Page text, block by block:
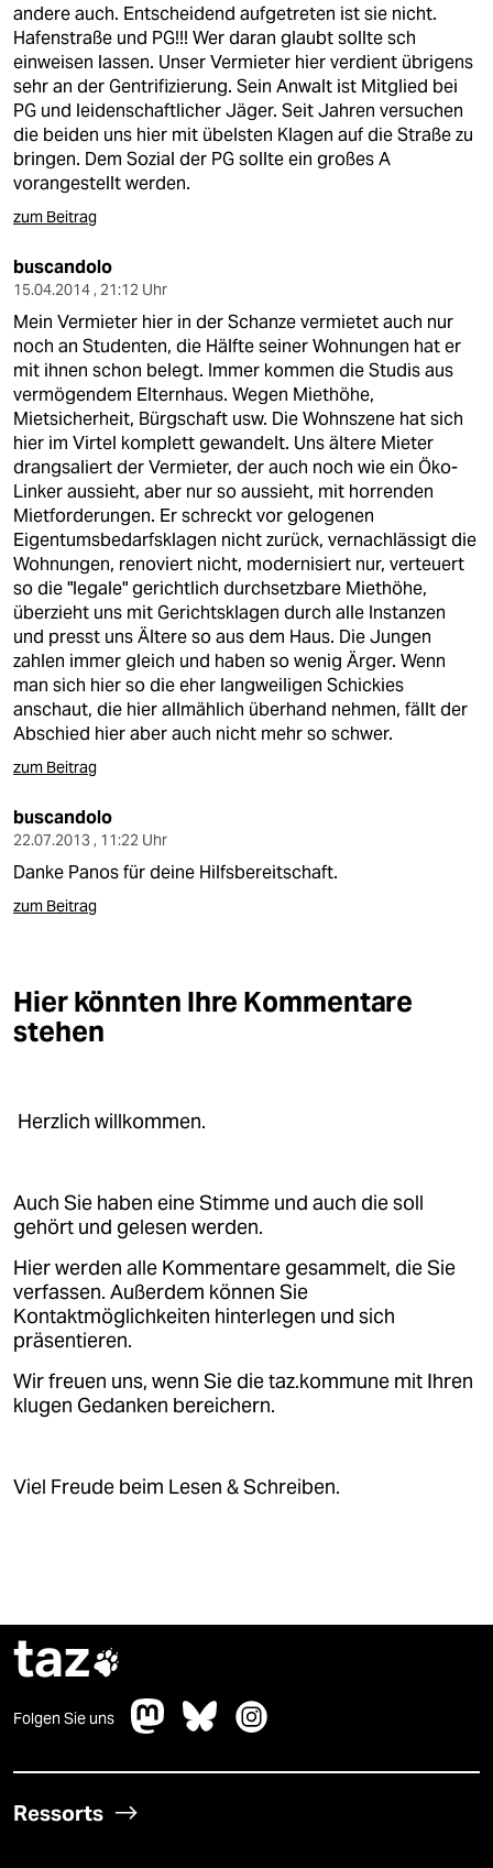
andere auch. Entscheidend aufgetreten ist sie nicht.
Hafenstraße und PG!!! Wer daran glaubt sollte sch
einweisen lassen. Unser Vermieter hier verdient übrigens
sehr an der Gentrifizierung. Sein Anwalt ist Mitglied bei
PG und leidenschaftlicher Jäger. Seit Jahren versuchen
die beiden uns hier mit übelsten Klagen auf die Straße zu
bringen. Dem Sozial der PG sollte ein großes A
vorangestellt werden.
zum Beitrag
buscandolo
15.04.2014 , 21:12 Uhr
Mein Vermieter hier in der Schanze vermietet auch nur
noch an Studenten, die Hälfte seiner Wohnungen hat er
mit ihnen schon belegt. Immer kommen die Studis aus
vermögendem Elternhaus. Wegen Miethöhe,
Mietsicherheit, Bürgschaft usw. Die Wohnszene hat sich
hier im Virtel komplett gewandelt. Uns ältere Mieter
drangsaliert der Vermieter, der auch noch wie ein Öko-
Linker aussieht, aber nur so aussieht, mit horrenden
Mietforderungen. Er schreckt vor gelogenen
Eigentumsbedarfsklagen nicht zurück, vernachlässigt die
Wohnungen, renoviert nicht, modernisiert nur, verteuert
so die "legale" gerichtlich durchsetzbare Miethöhe,
überzieht uns mit Gerichtsklagen durch alle Instanzen
und presst uns Ältere so aus dem Haus. Die Jungen
zahlen immer gleich und haben so wenig Ärger. Wenn
man sich hier so die eher langweiligen Schickies
anschaut, die hier allmählich überhand nehmen, fällt der
Abschied hier aber auch nicht mehr so schwer.
zum Beitrag
buscandolo
22.07.2013 , 11:22 Uhr
Danke Panos für deine Hilfsbereitschaft.
zum Beitrag
Hier könnten Ihre Kommentare
stehen
Herzlich willkommen.
Auch Sie haben eine Stimme und auch die soll
gehört und gelesen werden.
Hier werden alle Kommentare gesammelt, die Sie
verfassen. Außerdem können Sie
Kontaktmöglichkeiten hinterlegen und sich
präsentieren.
Wir freuen uns, wenn Sie die taz.kommune mit Ihren
klugen Gedanken bereichern.
Viel Freude beim Lesen & Schreiben.
taz
Folgen Sie uns
Ressorts